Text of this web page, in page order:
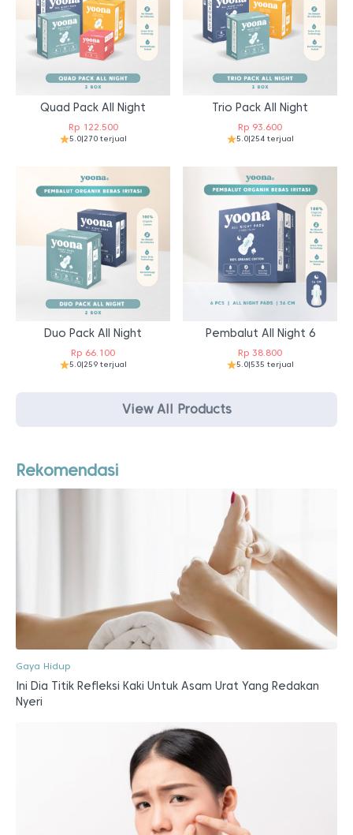
Quad Pack All Night
Rp122.500
5.0|270 terjual
Trio Pack All Night
Rp 93.600
5.0|254 terjual
Duo Pack All Night
Rp 66.100
5.0|259 terjual
Pembalut All Night 6
Rp 38.800
5.0|535 terjual
View All Products
Rekomendasi
Gaya Hidup
Ini Dia Titik Refleksi Kaki Untuk Asam Urat Yang Redakan
Nyeri